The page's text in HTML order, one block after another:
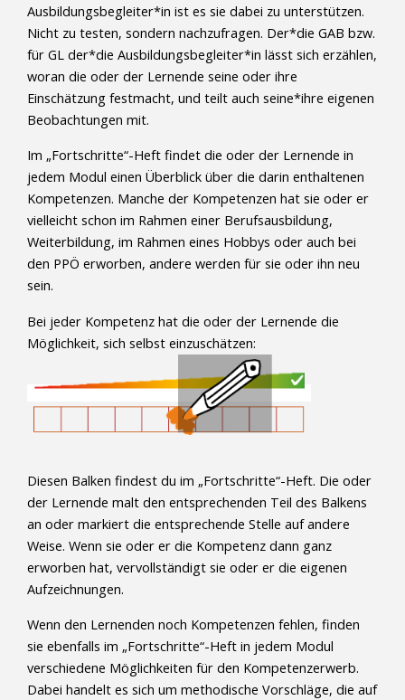
Ausbildungsbegleiter*in ist es sie dabei zu unterstützen.
Nicht zu testen, sondern nachzufragen. Der*die GAB bzw.
für GL der*die Ausbildungsbegleiter*in lässt sich erzählen,
woran die oder der Lernende seine oder ihre
Einschätzung festmacht, und teilt auch seine*ihre eigenen
Beobachtungen mit.
Im „Fortschritte“-Heft findet die oder der Lernende in
jedem Modul einen Überblick über die darin enthaltenen
Kompetenzen. Manche der Kompetenzen hat sie oder er
vielleicht schon im Rahmen einer Berufsausbildung,
Weiterbildung, im Rahmen eines Hobbys oder auch bei
den PPÖ erworben, andere werden für sie oder ihn neu
sein.
Bei jeder Kompetenz hat die oder der Lernende die
Möglichkeit, sich selbst einzuschätzen:
Diesen Balken findest du im „Fortschritte“-Heft. Die oder
der Lernende malt den entsprechenden Teil des Balkens
an oder markiert die entsprechende Stelle auf andere
Weise. Wenn sie oder er die Kompetenz dann ganz
erworben hat, vervollständigt sie oder er die eigenen
Aufzeichnungen.
Wenn den Lernenden noch Kompetenzen fehlen, finden
sie ebenfalls im „Fortschritte“-Heft in jedem Modul
verschiedene Möglichkeiten für den Kompetenzerwerb.
Dabei handelt es sich um methodische Vorschläge, die auf